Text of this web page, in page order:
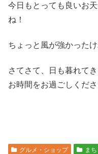
今日もとっても良いお
ね！
ちょっと風が強かった
さてさて、日も暮れて
お時間をお過ごしくださ
グルメ・ショップ ま